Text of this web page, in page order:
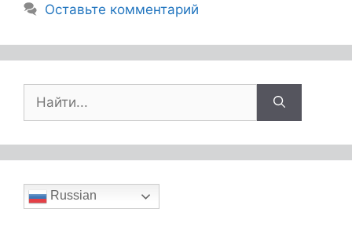
Оставьте комментарий
Russian